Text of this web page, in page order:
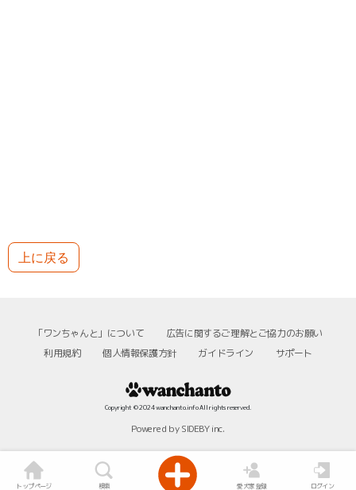
上に戻る
「ワンちゃんと」について
広告に関するご理解とご協力のお願い
利用規約
個人情報保護方針 ガイドライン サポート
Copyright © 2024 wanchanto.info All rights reserved.
Powered by SIDEBY inc.
トップページ 検索 愛犬家登録 ログイン